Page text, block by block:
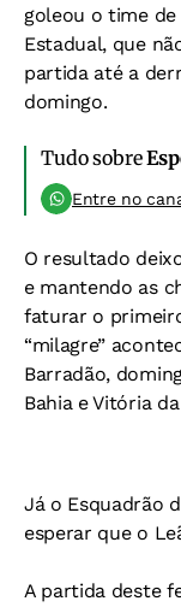
goleou o time
Estadual, que
partida até a
domingo.
Tudo sobre
Entre no
O resultado
e mantendo as
faturar o
“milagre”
Barradão,
Bahia e Vitória
Já o Esquadrão
esperar que o
A partida deste